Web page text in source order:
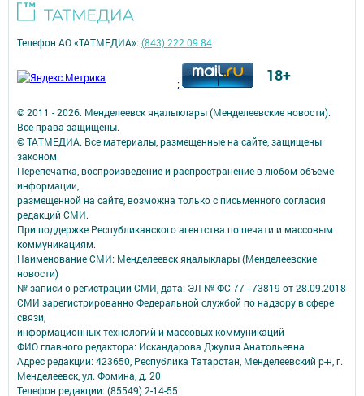
© 2011 - 2026. Менделеевск яӊалыклары (Менделеевские новости).
Все права защищены.
© ТАТМЕДИА. Все материалы, размещенные на сайте, защищены
законом.
Перепечатка, воспроизведение и распространение в любом объеме
информации,
размещенной на сайте, возможна только с письменного согласия
редакций СМИ.
При поддержке Республиканского агентства по печати и массовым
коммуникациям.
Наименование СМИ: Менделеевск яӊалыклары (Менделеевские
новости)
№ записи о регистрации СМИ, дата: ЭЛ № ФС 77 - 73819 от 28.09.2018
СМИ зарегистрированно Федеральной службой по надзору в сфере
связи,
информационных технологий и массовых коммуникаций
ФИО главного редактора: Искандарова Джулия Анатольевна
Адрес редакции: 423650, Республика Татарстан, Менделеевский р-н, г.
Менделеевск, ул. Фомина, д. 20
Телефон редакции: (85549) 2-14-55
Телефон АО «ТАТМЕДИА»:(843) 222 09 84
; 18+